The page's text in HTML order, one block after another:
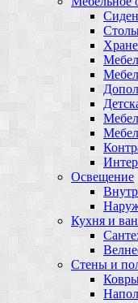
Освещение
Кухня и
Стены и